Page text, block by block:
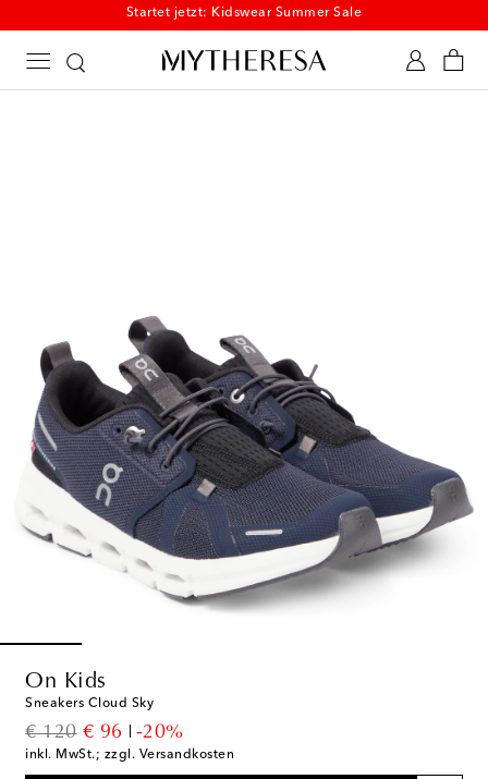
Startet jetzt: Kidswear Summer Sale
On Kids
Sneakers Cloud Sky
€ 120
original price
€ 96
discount price
-20%
inkl. MwSt.; zzgl. Versandkosten